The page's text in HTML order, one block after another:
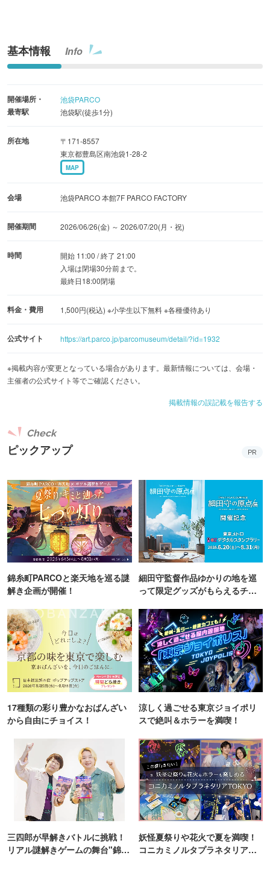
き換え、存在しないものの気配を作り出すのかを、被験者
となり自身の身体で体験できます。
に」(著：梨／株式会社闇)の書籍の読者でもある尾崎世界
観氏が就任。さらに、本展の恐怖と没入感を象徴するメイ
ンビジュアルには、独特の不穏な世界観で支持を集めるイ
ラストレーター・fracoco氏を起用。
従来のお化け屋敷のような「視覚的・直接的な恐怖」では
にフォーカスした「残留思念」×「残響」を掛け合わせ
た、これまでにない没入型ホラー体験ができます。
なります。
--------------------------------
＜編集部の体験コメント＞
を思わせるような不気味な雰囲気が漂っており、恐怖心と
各部屋ではヘッドホンを使用したり壁に耳をあててみた
ながら改めて1つ1つの音にフォーカスして聴くことで、
「日常で聴き慣れているはずの音」に違和感を抱いてしま
うような、奇妙な体験をしました。
最後の部屋は撮影禁止の体験ブース。「ここから先は自己
まう程不安な気持ちにさせられます。
何が行われるかはぜひ自分の「耳」で確かめてみてくださ
い。
--------------------------------
◆展覧会テーマ：「音と感情の実験室」
人間は、目に見えないものや未知なるものに対して最も深
い恐怖を抱きます。視覚情報に溢れる現代において、私た
ちの感情を密かに支配しているのは、実は「耳から入る情
報」ではないでしょうか。映像が同じでも、音が変われば
なんでもない風景が恐怖に染まるように、音は人間の認知
を容易に操ります。本展は、その事実を体感するための“実
験”です。音がいかに私たちの感情を書き換えるのか、会場
で体感できます。
◆「残響シ念」とは
「残響」と「残留思念」を掛け合わせた造語です。
もし、「音(残響)」だけで、そこに存在しないはずの「気
配(シ念)」を作り出せるとしたら＿＿。
被験者には、6つの実験室を通じて、音がいかに人間の認
知を操り、感情を書き換えるかを体験できます。
姿なき気配が立ち上がる瞬間を、自身の耳で確かめられま
基本情報 Info
開催場所・
最寄駅
池袋PARCO
池袋駅(徒歩1分)
所在地
〒171-8557
東京都豊島区南池袋1-28-2
MAP
会場 池袋PARCO 本館7F PARCO FACTORY
開催期間 2026/06/26(金) ～ 2026/07/20(月・祝)
時間
開始 11:00 / 終了 21:00
入場は閉場30分前まで。
最終日18:00閉場
料金・費用 1,500円(税込) ※小学生以下無料 ※各種優待あり
公式サイト https://art.parco.jp/parcomuseum/detail/?id=1932
※掲載内容が変更となっている場合があります。最新情報については、会場・
主催者の公式サイト等でご確認ください。
掲載情報の誤記載を報告する
ピックアップ
Check
PR
錦糸町PARCOと楽天地を巡る謎
解き企画が開催！
細田守監督作品ゆかりの地を巡
って限定グッズがもらえるチャ
17種類の彩り豊かなおばんざい
から自由にチョイス！
涼しく過ごせる東京ジョイポリ
スで絶叫＆ホラーを満喫！
三四郎が早解きバトルに挑戦！
リアル謎解きゲームの舞台"錦糸
妖怪夏祭りや花火で夏を満喫！
コニカミノルタプラネタリア